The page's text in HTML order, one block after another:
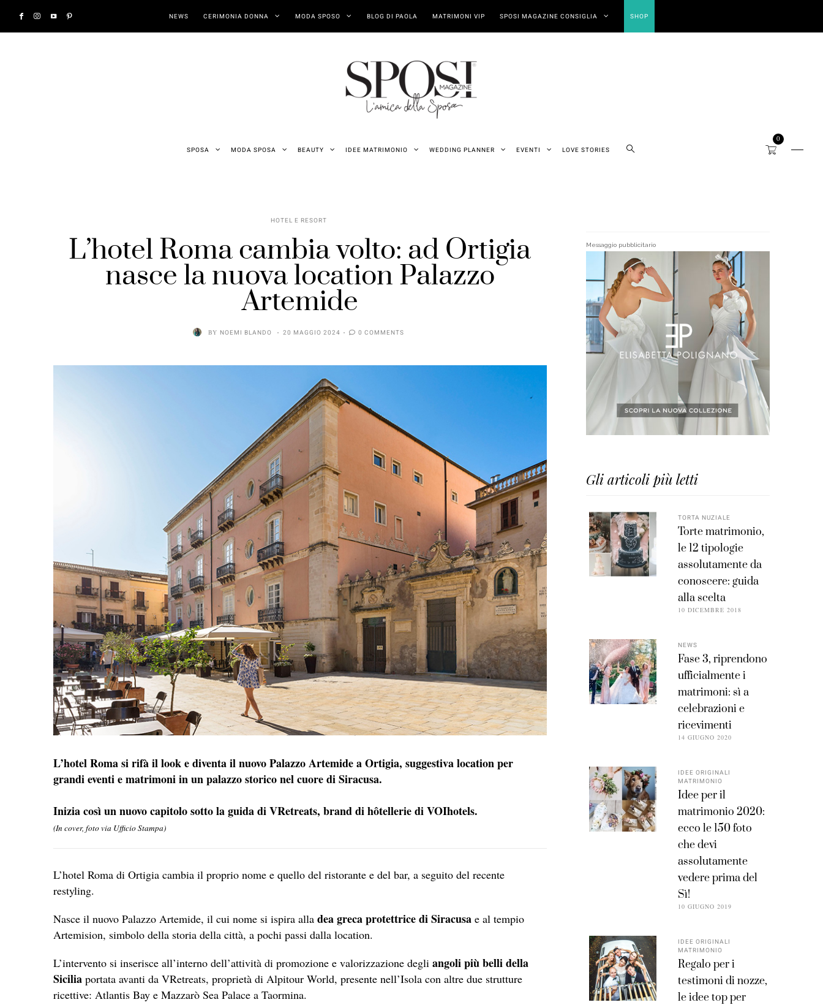
NEWS CERIMONIA DONNA MODA SPOSO BLOG DI PAOLA MATRIMONI VIP SPOSI MAGAZINE CONSIGLIA SHOP
SPOSA MODA SPOSA BEAUTY IDEE MATRIMONIO WEDDING PLANNER EVENTI LOVE STORIES
0
HOTEL E RESORT
L’hotel Roma cambia volto: ad Ortigia
nasce la nuova location Palazzo
Artemide
BY NOEMI BLANDO 20 MAGGIO 2024 0 COMMENTS
L’hotel Roma si rifà il look e diventa il nuovo Palazzo Artemide a Ortigia, suggestiva location per
grandi eventi e matrimoni in un palazzo storico nel cuore di Siracusa.
Inizia così un nuovo capitolo sotto la guida di VRetreats, brand di hôtellerie di VOIhotels.
(In cover, foto via Ufficio Stampa)
L’hotel Roma di Ortigia cambia il proprio nome e quello del ristorante e del bar, a seguito del recente
restyling.
Nasce il nuovo Palazzo Artemide, il cui nome si ispira alla dea greca protettrice di Siracusa e al tempio
Artemision, simbolo della storia della città, a pochi passi dalla location.
L’intervento si inserisce all’interno dell’attività di promozione e valorizzazione degli angoli più belli della
Sicilia portata avanti da VRetreats, proprietà di Alpitour World, presente nell’Isola con altre due strutture
ricettive: Atlantis Bay e Mazzarò Sea Palace a Taormina.
Messaggio pubblicitario
Gli articoli più letti
TORTA NUZIALE
Torte matrimonio,
le 12 tipologie
assolutamente da
conoscere: guida
alla scelta
10 DICEMBRE 2018
NEWS
Fase 3, riprendono
ufficialmente i
matrimoni: sì a
celebrazioni e
ricevimenti
14 GIUGNO 2020
IDEE ORIGINALI
MATRIMONIO
Idee per il
matrimonio 2020:
ecco le 150 foto
che devi
assolutamente
vedere prima del
Sì!
10 GIUGNO 2019
IDEE ORIGINALI
MATRIMONIO
Regalo per i
testimoni di nozze,
le idee top per